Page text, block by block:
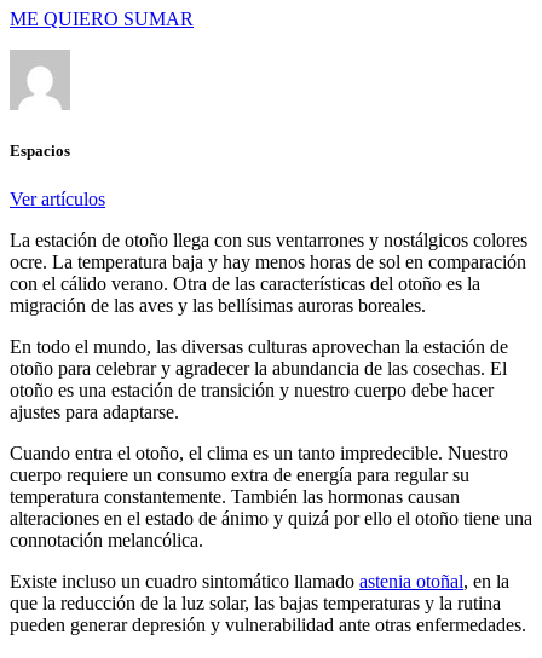
ME QUIERO SUMAR
Espacios
Ver artículos
La estación de otoño llega con sus ventarrones y nostálgicos colores
ocre. La temperatura baja y hay menos horas de sol en comparación
con el cálido verano. Otra de las características del otoño es la
migración de las aves y las bellísimas auroras boreales.
En todo el mundo, las diversas culturas aprovechan la estación de
otoño para celebrar y agradecer la abundancia de las cosechas. El
otoño es una estación de transición y nuestro cuerpo debe hacer
ajustes para adaptarse.
Cuando entra el otoño, el clima es un tanto impredecible. Nuestro
cuerpo requiere un consumo extra de energía para regular su
temperatura constantemente. También las hormonas causan
alteraciones en el estado de ánimo y quizá por ello el otoño tiene una
connotación melancólica.
Existe incluso un cuadro sintomático llamado astenia otoñal, en la
que la reducción de la luz solar, las bajas temperaturas y la rutina
pueden generar depresión y vulnerabilidad ante otras enfermedades.